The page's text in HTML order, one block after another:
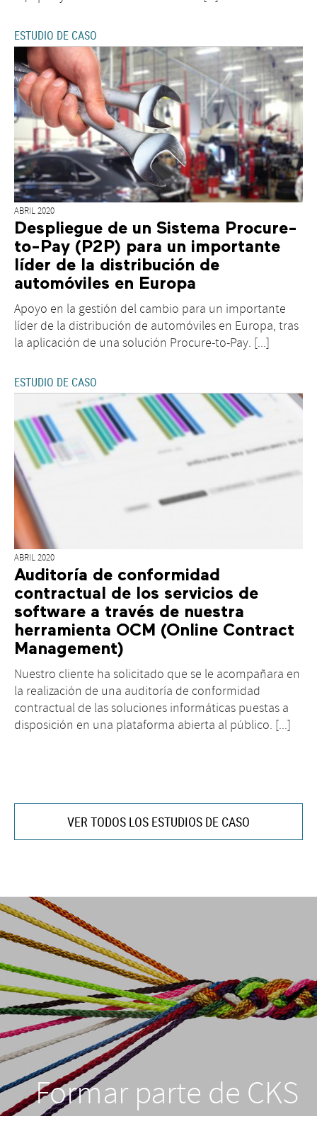
ESTUDIO DE CASO
ABRIL 2020
Despliegue de un Sistema Procure-
to-Pay (P2P) para un importante
líder de la distribución de
automóviles en Europa
Apoyo en la gestión del cambio para un importante
líder de la distribución de automóviles en Europa, tras
la aplicación de una solución Procure-to-Pay. [...]
ESTUDIO DE CASO
ABRIL 2020
Auditoría de conformidad
contractual de los servicios de
software a través de nuestra
herramienta OCM (Online Contract
Management)
Nuestro cliente ha solicitado que se le acompañara en
la realización de una auditoría de conformidad
contractual de las soluciones informáticas puestas a
disposición en una plataforma abierta al público. [...]
VER TODOS LOS ESTUDIOS DE CASO
Formar parte de CKS